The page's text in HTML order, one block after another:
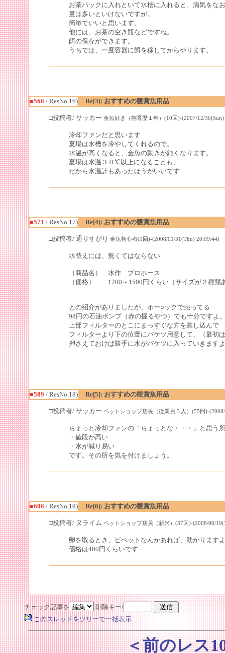
お茶パックに入れといて水槽に入れると、病気をな
量は多いといけないですが。
簡単でいいと思います。
他には、お茶の空き瓶などですね。
餌の保存ができます。
うちでは、一度容器に餌を移してからやります。
■568 / ResNo.16) Re[3]: おすすめの観賞魚用品
□投稿者/ サッカー 金魚好き（飼育歴１年）(10回)-(2007/12/30(Sun)
冷却ファンだと思います
夏場は水槽を冷やしてくれるので。
水温が高くなると、金魚の動きが鈍くなります。
夏場は水温３０℃以上になることも、
だから水温計もあったほうがいいです
■571 / ResNo.17) Re[4]: おすすめの観賞魚用品
□投稿者/ 通りすがり 金魚初心者(1回)-(2008/01/31(Thu) 20:09:44)
水替えには、無くてはならない
（商品名） 水作 プロホース
（価格） 1200～1500円くらい（サイズが２種類
との紹介がありましたが、ホー○ックで売ってる
98円の石油ポンプ（赤の握るやつ）でも十分ですよ
上部フィルターのとこにまっすぐな方を差し込んで
フィルターより下の位置にバケツ用意して、（最初
押さえておけば勝手に水がバケツに入っていきます
■589 / ResNo.18) Re[5]: おすすめの観賞魚用品
□投稿者/ サッカー ペットショップ店長（従業員５人）(55回)-
ちょっと冷却ファンの「ちょっとな・・・」と思う
・値段が高い
・水が減り易い
です。その所を気を付けましょう。
■606 / ResNo.19) Re[6]: おすすめの観賞魚用品
□投稿者/ ヌライム ペットショップ店員（新米）(37回)-(2008/06/
卵を取るとき、ピぺットなんかあれば、助かります
価格は400円くらいです
チェック記事を
削除キー/
このスレッドをツリーで一括表示
＜前のレス